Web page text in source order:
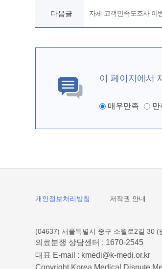
다음글 자체 고객만족도조사 이
이 페이지에서
매우만족 만
개인정보처리방침 저작권 안내
(04637) 서울특별시 중구 소월로2길 30 (
의료분쟁 상담센터 : 1670-2545
대표 E-mail : kmedi@k-medi.or.kr
Copyright Korea Medical Dispute